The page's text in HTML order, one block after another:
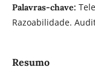
Palavras-chave:
Razoabilidade.
Resumo